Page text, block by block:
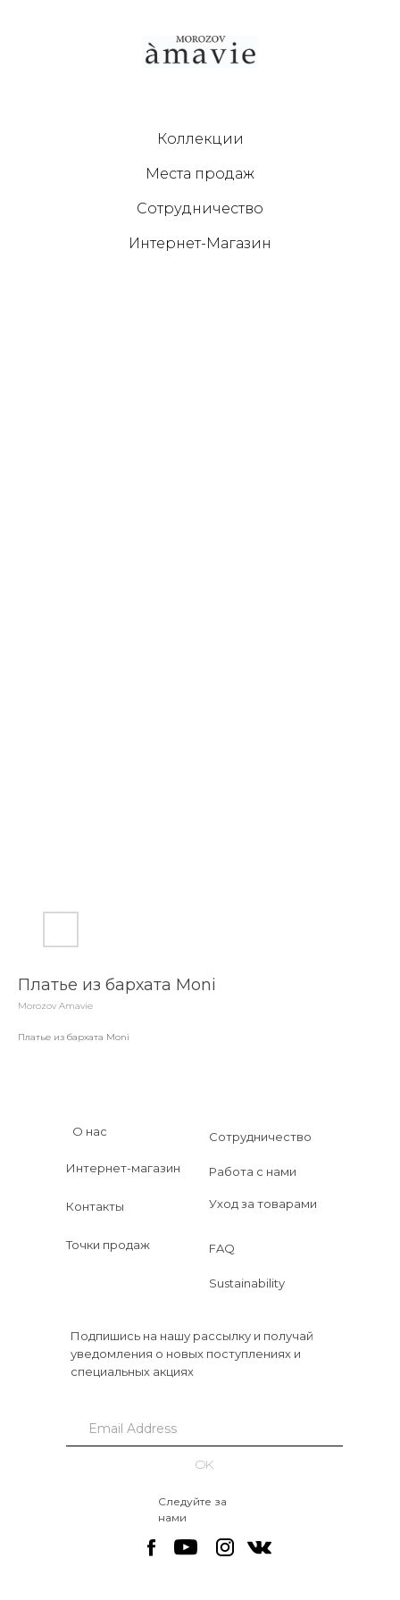
Коллекции
Места продаж
Сотрудничество
Интернет-Магазин
Платье из бархата Moni
Morozov Amavie
Платье из бархата Moni
Уход за товарами
Контакты
Подпишись на нашу рассылку и получай
уведомления о новых поступлениях и
специальных акциях
Следуйте за
нами
О нас
FAQ
Sustainability
Сотрудничество
Работа с нами
Точки продаж
Интернет-магазин
OK